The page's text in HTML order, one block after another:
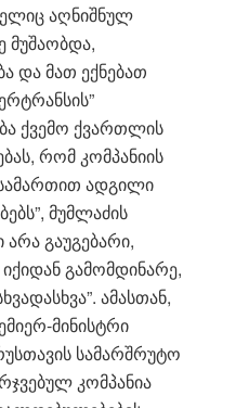
აღნიშნულ
მუშაობდა,
და მათ ექნებათ
ქვემო ქვართლის
რომ კომპანიის
ადგილი
მუმლაძის
არა გაუგებარი,
გამომდინარე,
ამასთან,
მინისტრი
სამარშრუტო
კომპანია